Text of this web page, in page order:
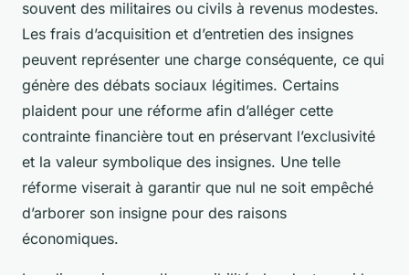
souvent des militaires ou civils à revenus modestes.
Les frais d’acquisition et d’entretien des insignes
peuvent représenter une charge conséquente, ce qui
génère des débats sociaux légitimes. Certains
plaident pour une réforme afin d’alléger cette
contrainte financière tout en préservant l’exclusivité
et la valeur symbolique des insignes. Une telle
réforme viserait à garantir que nul ne soit empêché
d’arborer son insigne pour des raisons
économiques.